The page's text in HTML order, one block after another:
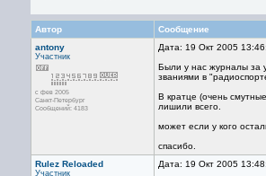
Автор
Сообщение
antony
Участник
с фев 2005
Санкт-Петербург
Сообщений: 4183
Дата: 19 Окт 2005
Были у нас журналы за
званиями в
В кратце (очень
лишили всего.
может если у кого
спасибо.
Rulez Reloaded
Участник
Дата: 19 Окт 2005